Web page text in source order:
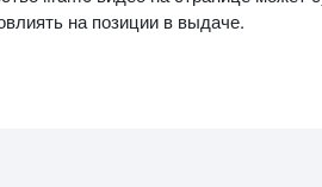
на позиции в выдаче.